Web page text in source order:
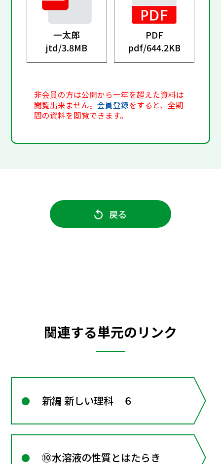
一太郎
jtd/3.8MB
PDF
pdf/644.2KB
非会員の方は公開から一年を超えた資料は
閲覧出来ません。会員登録をすると、全期
間の資料を閲覧できます。
戻る
関連する単元のリンク
新編 新しい理科 ６
⑩水溶液の性質とはたらき